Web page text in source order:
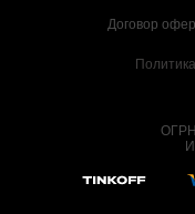
Договор